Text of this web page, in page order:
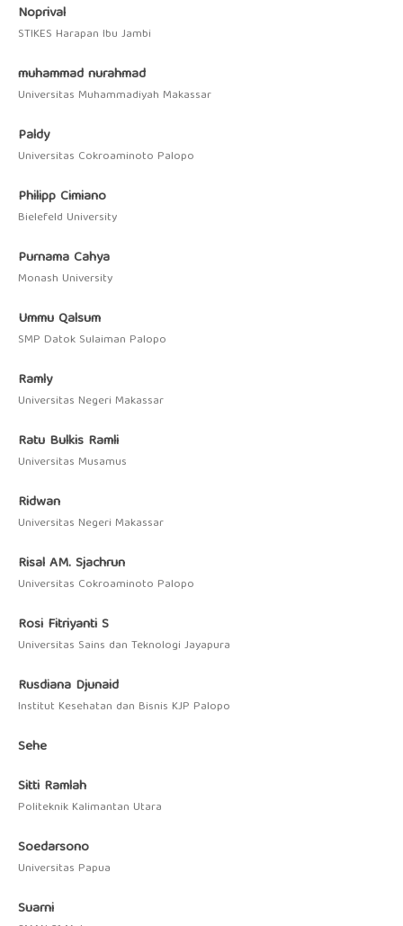
Noprival
STIKES Harapan Ibu Jambi
muhammad nurahmad
Universitas Muhammadiyah Makassar
Paldy
Universitas Cokroaminoto Palopo
Philipp Cimiano
Bielefeld University
Purnama Cahya
Monash University
Ummu Qalsum
SMP Datok Sulaiman Palopo
Ramly
Universitas Negeri Makassar
Ratu Bulkis Ramli
Universitas Musamus
Ridwan
Universitas Negeri Makassar
Risal AM. Sjachrun
Universitas Cokroaminoto Palopo
Rosi Fitriyanti S
Universitas Sains dan Teknologi Jayapura
Rusdiana Djunaid
Institut Kesehatan dan Bisnis KJP Palopo
Sehe
Sitti Ramlah
Politeknik Kalimantan Utara
Soedarsono
Universitas Papua
Suarni